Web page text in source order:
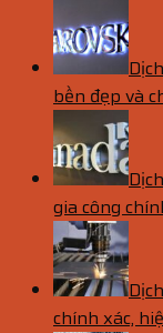
bền đẹp và
gia công
chính xác,